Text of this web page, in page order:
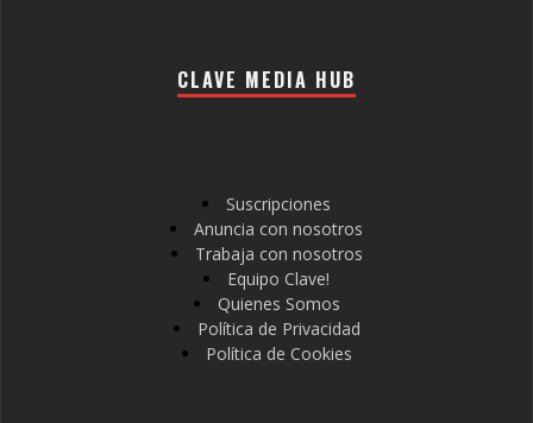
CLAVE MEDIA HUB
Suscripciones
Anuncia con nosotros
Trabaja con nosotros
Equipo Clave!
Quienes Somos
Política de Privacidad
Política de Cookies